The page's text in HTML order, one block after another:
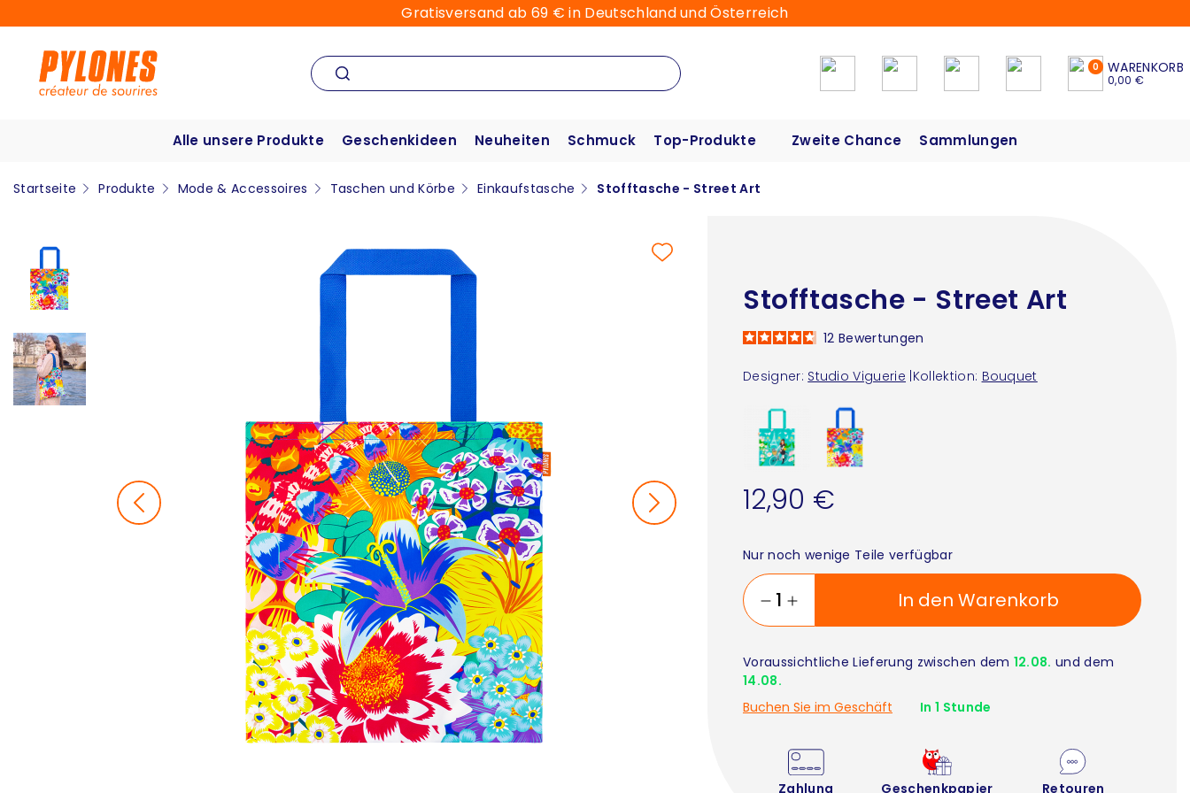
Gratisversand ab 69 € in Deutschland und Österreich
0 WARENKORB
0,00 €
Alle unsere Produkte Geschenkideen Neuheiten Schmuck Top-Produkte Zweite Chance Sammlungen
Startseite Produkte Mode & Accessoires Taschen und Körbe Einkaufstasche Stofftasche - Street Art
Stofftasche - Street Art
Designer: Studio Viguerie Kollektion: Bouquet
12 Bewertungen
12,90 €
Nur noch wenige Teile verfügbar
In den Warenkorb
Voraussichtliche Lieferung zwischen dem 12.08. und dem
14.08.
Buchen Sie im Geschäft
In 1 Stunde
Zahlung Geschenkpapier Retouren